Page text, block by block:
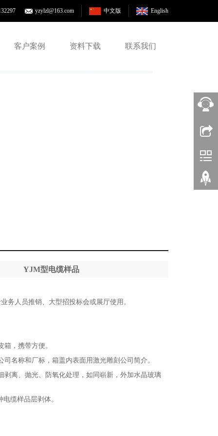
English
中文版
yzylzl@163.com
客户案例 资料下载 联系我们
YJM型电缆样品
务人员推销、大型招投标会或展厅使用。
箱，携带方便。
司名称和厂标，箱盖内表面用激光雕刻公司简介。
剥离、抛光、防氧化处理，如同崭新，外加水晶玻璃
缆样品层剥体。